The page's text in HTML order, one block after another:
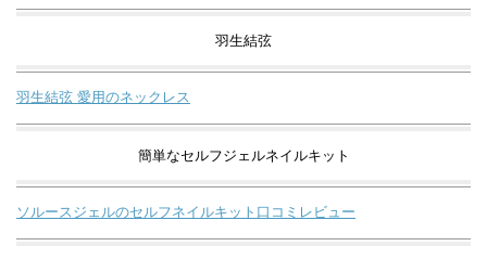
羽生結弦
羽生結弦 愛用のネックレス
簡単なセルフジェルネイルキット
ソルースジェルのセルフネイルキット口コミレビュー